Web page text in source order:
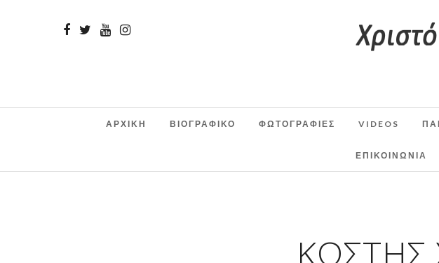
ΑΡΧΙΚΗ ΒΙΟΓΡΑΦΙΚΟ ΦΩΤΟΓΡΑΦΙΕΣ VIDEOS
ΕΠΙΚΟΙΝΩΝΙΑ
ΚΩΣΤΉΣ